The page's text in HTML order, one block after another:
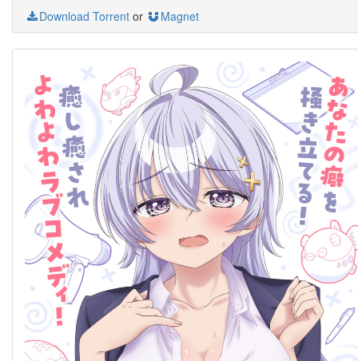
Download Torrent or Magnet